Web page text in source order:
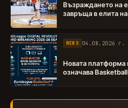
Възраждането на
завръща в елита
NEWS 04.08.2026 г.
Новата платформа
означава